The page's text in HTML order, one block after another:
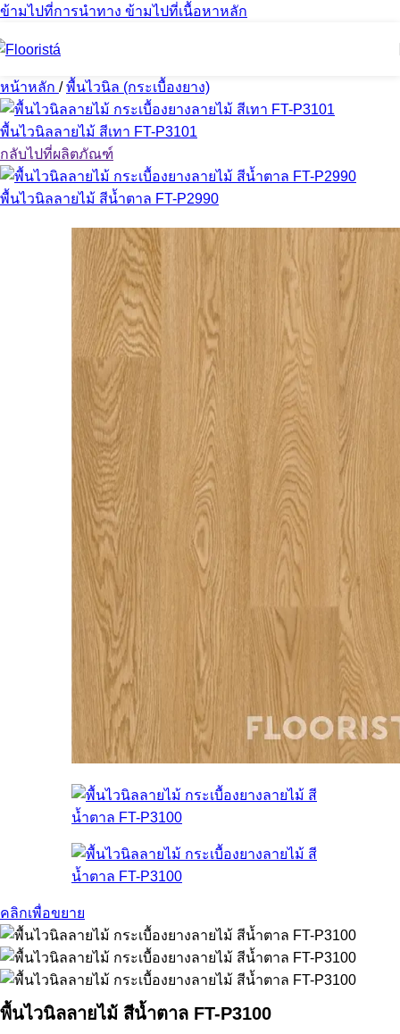
ข้ามไปที่การนำทาง ข้ามไปที่เนื้อหาหลัก
หน้าหลัก / พื้นไวนิล (กระเบื้องยาง)
พื้นไวนิลลายไม้ สีเทา FT-P3101
กลับไปที่ผลิตภัณฑ์
พื้นไวนิลลายไม้ สีน้ำตาล FT-P2990
คลิกเพื่อขยาย
พื้นไวนิลลายไม้ สีน้ำตาล FT-P3100